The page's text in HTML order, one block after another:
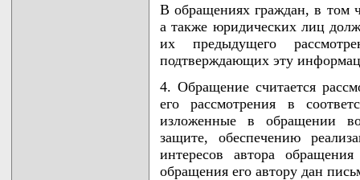
В обращениях граждан, в том
а также юридических лиц
их предыдущего
подтверждающих эту
4. Обращение считается
его рассмотрения в
изложенные в обращении
защите, обеспечению
интересов автора
обращения его автору дан